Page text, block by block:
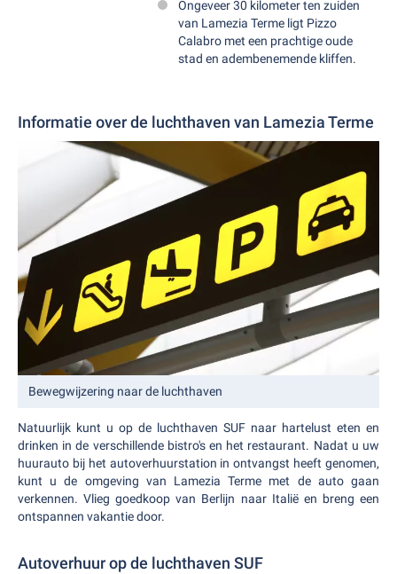
Ongeveer 30 kilometer ten zuiden
van Lamezia Terme ligt Pizzo
Calabro met een prachtige oude
stad en adembenemende kliffen.
Informatie over de luchthaven van Lamezia Terme
Bewegwijzering naar de luchthaven
Natuurlijk kunt u op de luchthaven SUF naar hartelust eten en
drinken in de verschillende bistro's en het restaurant. Nadat u uw
huurauto bij het autoverhuurstation in ontvangst heeft genomen,
kunt u de omgeving van Lamezia Terme met de auto gaan
verkennen. Vlieg goedkoop van Berlijn naar Italië en breng een
ontspannen vakantie door.
Autoverhuur op de luchthaven SUF